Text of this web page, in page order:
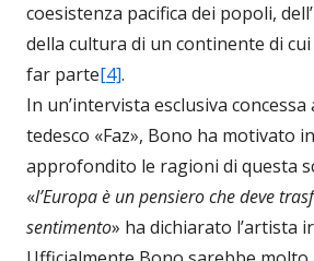
coesistenza pacifica dei popoli,
della cultura di un continente di
far parte[4].
In un’intervista esclusiva
tedesco «Faz», Bono ha motivato
approfondito le ragioni di questa
«l’Europa è un pensiero che deve
sentimento» ha dichiarato l’artista